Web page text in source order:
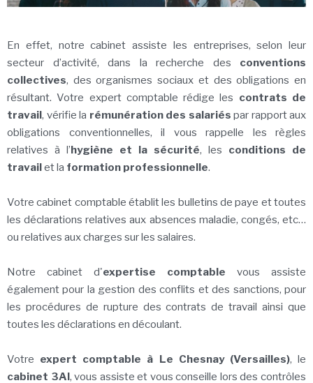
En effet, notre cabinet assiste les entreprises, selon leur
secteur d’activité, dans la recherche des conventions
collectives, des organismes sociaux et des obligations en
résultant. Votre expert comptable rédige les contrats de
travail , vérifie la rémunération des salariés par rapport aux
obligations conventionnelles, il vous rappelle les règles
relatives à l’ hygiène et la sécurité, les conditions de
travail et la formation professionnelle.
Votre cabinet comptable établit les bulletins de paye et toutes
les déclarations relatives aux absences maladie, congés, etc…
ou relatives aux charges sur les salaires.
Notre cabinet d'expertise comptable vous assiste
également pour la gestion des conflits et des sanctions, pour
les procédures de rupture des contrats de travail ainsi que
toutes les déclarations en découlant.
Votre expert comptable à Le Chesnay (Versailles), le
cabinet 3AI , vous assiste et vous conseille lors des contrôles